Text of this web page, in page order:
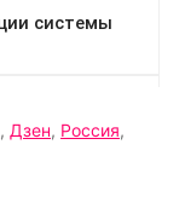
, Дзен, Россия,